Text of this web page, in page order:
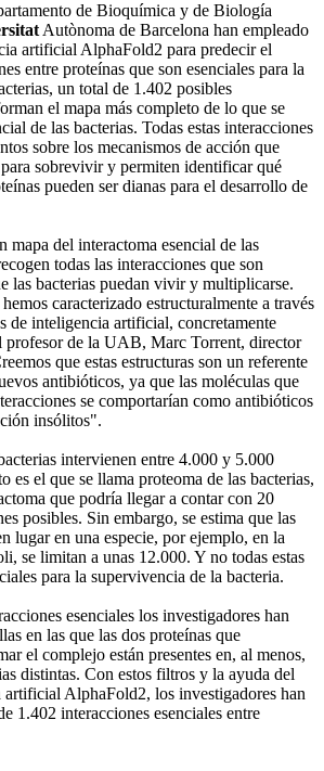
de Bioquímica y de Biología
Autònoma de Barcelona han empleado
artificial AlphaFold2 para predecir el
entre proteínas que son esenciales para la
un total de 1.402 posibles
el mapa más completo de lo que se
de las bacterias. Todas estas interacciones
sobre los mecanismos de acción que
para sobrevivir y permiten identificar qué
pueden ser dianas para el desarrollo de
mapa del interactoma esencial de las
todas las interacciones que son
las bacterias puedan vivir y multiplicarse.
caracterizado estructuralmente a través
de inteligencia artificial, concretamente
de la UAB, Marc Torrent, director
que estas estructuras son un referente
antibióticos, ya que las moléculas que
se comportarían como antibióticos
insólitos".
intervienen entre 4.000 y 5.000
es el que se llama proteoma de las bacterias,
que podría llegar a contar con 20
posibles. Sin embargo, se estima que las
lugar en una especie, por ejemplo, en la
se limitan a unas 12.000. Y no todas estas
para la supervivencia de la bacteria.
esenciales los investigadores han
en las que las dos proteínas que
el complejo están presentes en, al menos,
distintas. Con estos filtros y la ayuda del
AlphaFold2, los investigadores han
1.402 interacciones esenciales entre